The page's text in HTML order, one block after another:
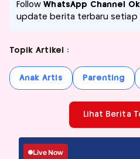
FollowWhatsApp Channel
update berita terbaru setiap
Topik Artikel :
Anak Artis Parenting
Lihat Berita
Live Now